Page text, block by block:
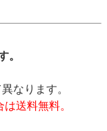
。
なります。
送料無料。